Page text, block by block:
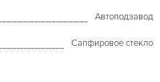
Автоподзавод
Сапфировое стекло